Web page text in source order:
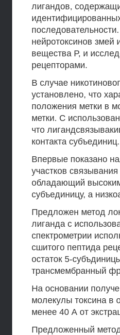
лигандов,
нейротоксинов змей
вещества Р, и
рецепторами.
В случае
установлено, что
положения метки в
метки. С
что
контакта субъединиц.
Впервые показано
участков
обладающий высоким
субъединицу, а
Предложен метод
лиганда с
спектрометрии
сшитого пептида
остаток 5-
трансмембранный
На основании
молекулы токсина в
менее 40 А от
Предложенный